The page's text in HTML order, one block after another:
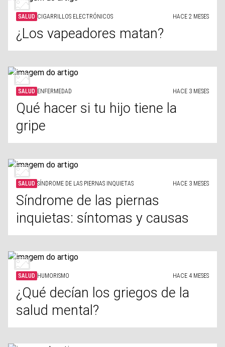
SALUD CIGARRILLOS ELECTRÓNICOS HACE 2 MESES
¿Los vapeadores matan?
SALUD ENFERMEDAD HACE 3 MESES
Qué hacer si tu hijo tiene la
gripe
SALUD SÍNDROME DE LAS PIERNAS INQUIETAS HACE 3 MESES
Síndrome de las piernas
inquietas: síntomas y causas
SALUD HUMORISMO HACE 4 MESES
¿Qué decían los griegos de la
salud mental?